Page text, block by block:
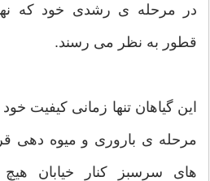
در مرحله ی رشدی خود که
قطور به نظر می رسند.
این گیاهان تنها زمانی کیفیت
مرحله ی باروری و میوه دهی
های سرسبز کنار خیابان